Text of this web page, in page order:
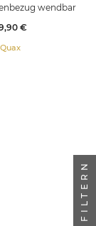
wendbar
€
Quax
FILTERN